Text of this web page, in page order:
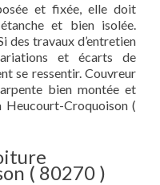
et fixée, elle doit
et bien isolée.
des travaux d’entretien
et écarts de
se ressentir. Couvreur
bien montée et
Heucourt-Croquoison (
( 80270 )